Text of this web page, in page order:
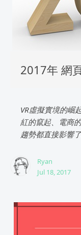
2017年 網
VR虛擬實境的崛
紅的竄起、電商
趨勢都直接影響
Ryan
Jul 18, 2017